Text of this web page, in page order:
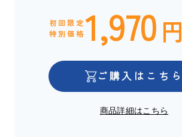
初回限定
特別価格1,970 円
ご購入はこちら
商品詳細はこちら